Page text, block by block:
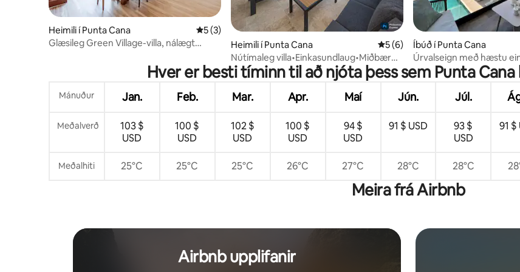
Heimili í Punta Cana 5 af 5 í meðaleinkunn, 3 umsagnir
5 (3)
Glæsileg Green Village-villa, nálægt
Heimili í Punta Cana 5 af 5 í meðaleinkunn, 6 umsagnir
5 (6)
Nútímaleg villa•Einkasundlaug•Miðbær
Punta Cana
Íbúð í Punta Cana
Úrvalseign með hæstu
yfir sundlaug - Capcana
Hver er besti tíminn til að njóta þess sem Punta
Mánuður Jan. Feb. Mar. Apr. Maí Jún. Júl.
Meðalverð
103 $
USD
100 $
USD
102 $
USD
100 $
USD
94 $
USD
91 $ USD
93 $
USD
91 $
Meðalhiti 25°C 25°C 25°C 26°C 27°C 28°C 28°C
Meira frá Airbnb
Airbnb upplifanir